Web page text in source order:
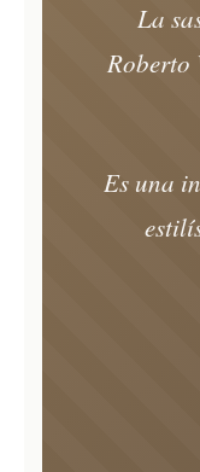
La
Roberto
Es una